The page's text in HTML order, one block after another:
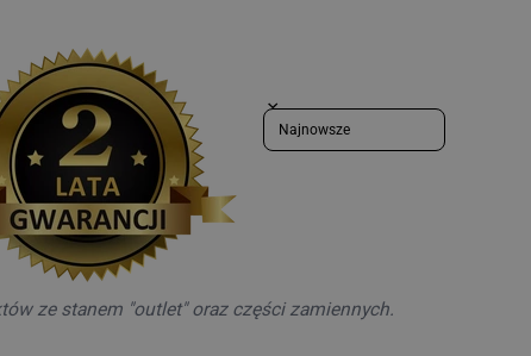
Sort reviews by
ze stanem "outlet" oraz części zamiennych.